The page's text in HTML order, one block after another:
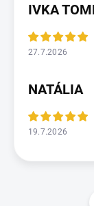
IVKA
27.7.2026
NATÁLIA
19.7.2026